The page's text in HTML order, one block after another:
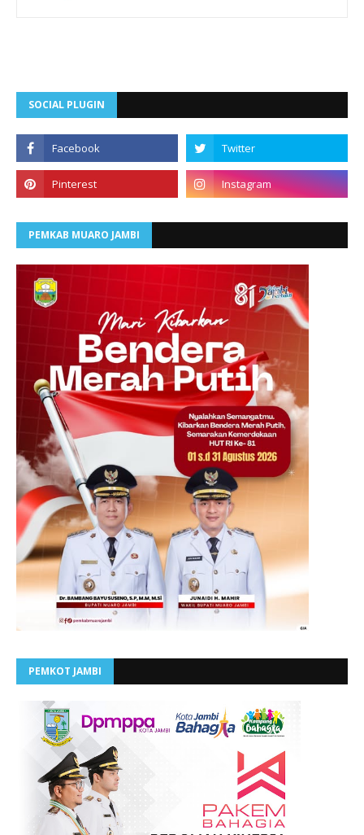
SOCIAL PLUGIN
PEMKAB MUARO JAMBI
PEMKOT JAMBI